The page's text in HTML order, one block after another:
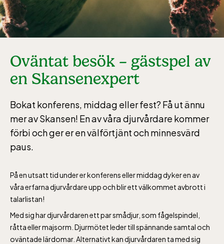
Oväntat besök – gästspel av
en Skansenexpert
Bokat konferens, middag eller fest? Få ut ännu
mer av Skansen! En av våra djurvårdare kommer
förbi och ger er en välförtjänt och minnesvärd
paus.
På en utsatt tid under er konferens eller middag dyker en av
våra erfarna djurvårdare upp och blir ett välkommet avbrott i
talarlistan!
Med sig har djurvårdaren ett par smådjur, som fågelspindel,
råtta eller majsorm. Djurmötet leder till spännande samtal och
oväntade lärdomar. Alternativt kan djurvårdaren ta med sig